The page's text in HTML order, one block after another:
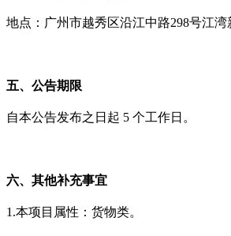
地点：广州市越秀区沿江中路298号江湾
五、公告期限
自本公告发布之日起 5 个工作日。
六、其他补充事宜
1.本项目属性：货物类。